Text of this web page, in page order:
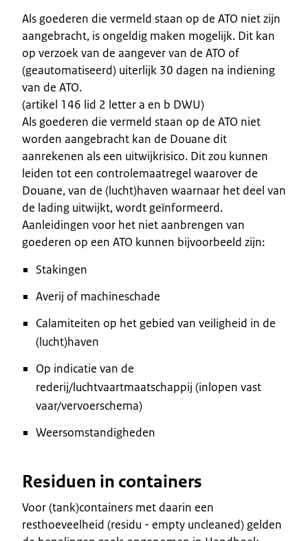
Als goederen die vermeld staan op de ATO niet zijn
aangebracht, is ongeldig maken mogelijk. Dit kan
op verzoek van de aangever van de ATO of
(geautomatiseerd) uiterlijk 30 dagen na indiening
van de ATO.
(artikel 146 lid 2 letter a en b DWU)
Als goederen die vermeld staan op de ATO niet
worden aangebracht kan de Douane dit
aanrekenen als een uitwijkrisico. Dit zou kunnen
leiden tot een controlemaatregel waarover de
Douane, van de (lucht)haven waarnaar het deel van
de lading uitwijkt, wordt geïnformeerd.
Aanleidingen voor het niet aanbrengen van
goederen op een ATO kunnen bijvoorbeeld zijn:
Stakingen
Averij of machineschade
Calamiteiten op het gebied van veiligheid in de
(lucht)haven
Op indicatie van de
rederij/luchtvaartmaatschappij (inlopen vast
vaar/vervoerschema)
Weersomstandigheden
Residuen in containers
Voor (tank)containers met daarin een
resthoeveelheid (residu - empty uncleaned) gelden